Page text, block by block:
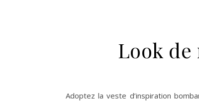
Look de
Adoptez la veste d’inspiration